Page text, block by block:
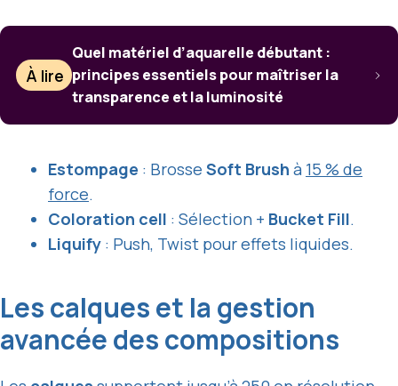
À lire
Quel matériel d’aquarelle débutant :
principes essentiels pour maîtriser la
transparence et la luminosité
Estompage : Brosse Soft Brush à 15 % de
force.
Coloration cell : Sélection + Bucket Fill.
Liquify : Push, Twist pour effets liquides.
Les calques et la gestion
avancée des compositions